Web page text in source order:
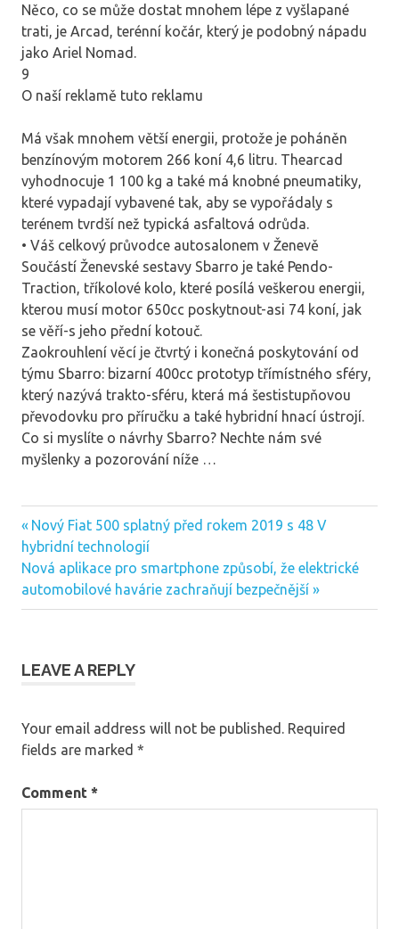
Něco, co se může dostat mnohem lépe z vyšlapané
trati, je Arcad, terénní kočár, který je podobný nápadu
jako Ariel Nomad.
9
O naší reklamě tuto reklamu
Má však mnohem větší energii, protože je poháněn
benzínovým motorem 266 koní 4,6 litru. Thearcad
vyhodnocuje 1 100 kg a také má knobné pneumatiky,
které vypadají vybavené tak, aby se vypořádaly s
terénem tvrdší než typická asfaltová odrůda.
• Váš celkový průvodce autosalonem v Ženevě
Součástí Ženevské sestavy Sbarro je také Pendo-
Traction, tříkolové kolo, které posílá veškerou energii,
kterou musí motor 650cc poskytnout-asi 74 koní, jak
se věří-s jeho přední kotouč.
Zaokrouhlení věcí je čtvrtý i konečná poskytování od
týmu Sbarro: bizarní 400cc prototyp třímístného sféry,
který nazývá trakto-sféru, která má šestistupňovou
převodovku pro příručku a také hybridní hnací ústrojí.
Co si myslíte o návrhy Sbarro? Nechte nám své
myšlenky a pozorování níže …
Post
navigation
Previous
Post:
Nový Fiat 500 splatný před rokem 2019 s 48 V
hybridní technologií
Next
Post:
Nová aplikace pro smartphone způsobí, že elektrické
automobilové havárie zachraňují bezpečnější
LEAVE A REPLY
Your email address will not be published. Required
fields are marked *
Comment *